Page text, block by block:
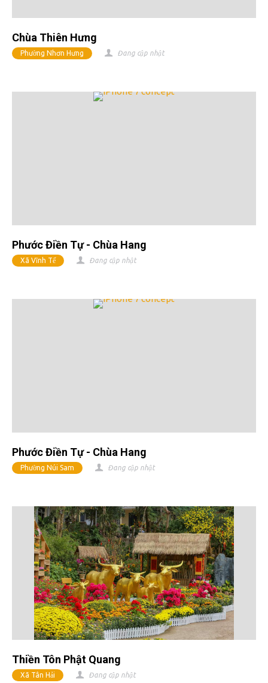
Chùa Thiên Hưng
Phường Nhơn Hưng Đang cập nhật
Phước Điền Tự - Chùa Hang
Xã Vĩnh Tế Đang cập nhật
Phước Điền Tự - Chùa Hang
Phường Núi Sam Đang cập nhật
Thiền Tôn Phật Quang
Xã Tân Hải Đang cập nhật